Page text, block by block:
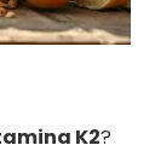
K2?